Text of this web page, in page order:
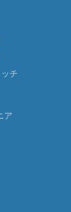
チ
ア